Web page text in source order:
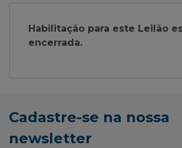
Habilitação para este Leilão
encerrada.
Cadastre-se na nossa
newsletter